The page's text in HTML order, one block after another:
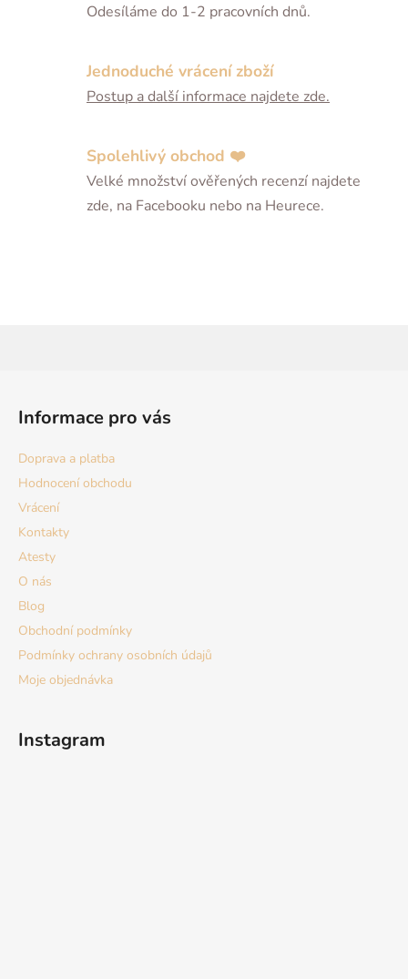
Odesíláme do 1-2 pracovních dnů.
Jednoduché vrácení zboží
Postup a další informace najdete zde.
Spolehlivý obchod ❤️
Velké množství ověřených recenzí najdete
zde, na Facebooku nebo na Heurece.
Informace pro vás
Doprava a platba
Hodnocení obchodu
Vrácení
Kontakty
Atesty
O nás
Blog
Obchodní podmínky
Podmínky ochrany osobních údajů
Moje objednávka
Instagram